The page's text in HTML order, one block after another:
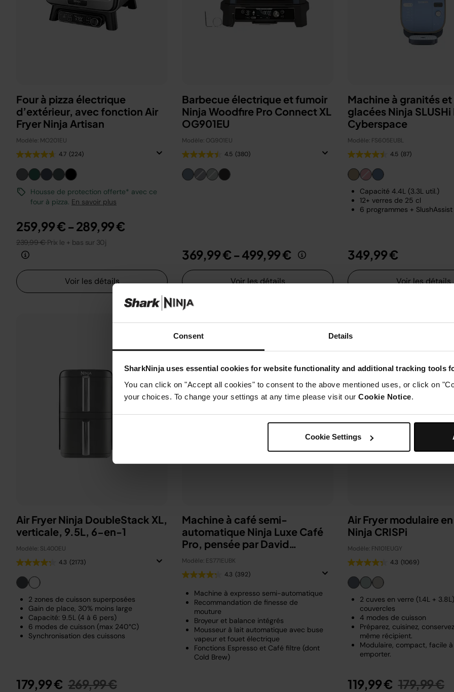
Consent Details
SharkNinja uses essential cookies for website functionality and additional tracking tools
You can click on "Accept all cookies" to consent to the above mentioned uses, or click on
your choices. To change your settings at any time please visit our Cookie Notice.
Cookie Settings
Four à pizza électrique
d’extérieur, avec fonction Air
Fryer Ninja Artisan
Modèle: MO201EU
4.7 (224)
Housse de protection offerte* avec ce
four à pizza. En savoir plus
259,99 € - 289,99 €
239,99 €Prix le + bas sur 30j
Voir les détails
Barbecue électrique et fumoir
Ninja Woodfire Pro Connect XL
OG901EU
Modèle: OG901EU
4.5 (380)
369,99 € - 499,99 €
Voir les détails
Machine à granités
glacées Ninja SLUSHi
Cyberspace
Modèle: FS605EUBL
4.5 (87)
Capacité 4.4L (3.3L util.)
12+ verres de 25 cl
6 programmes + SlushAssist
349,99 €
Voir les détails
Air Fryer Ninja DoubleStack XL,
verticale, 9.5L, 6-en-1
Modèle: SL400EU
4.3 (2173)
2 zones de cuisson superposées
Gain de place, 30% moins large
Capacité: 9.5L (4 à 6 pers)
6 modes de cuisson (max 240°C)
Synchronisation des cuissons
179,99 € Prix réduit de
269,99 €au
Machine à café semi-
automatique Ninja Luxe Café
Pro, pensée par David
Beckham
Modèle: ES771EUBK
4.3 (392)
Machine à expresso semi-automatique
Recommandation de finesse de
mouture
Broyeur et balance intégrés
Mousseur à lait automatique avec buse
vapeur et fouet électrique
Fonctions Espresso et Café filtre (dont
Cold Brew)
Air Fryer modulaire
Ninja CRISPi
Modèle: FN101EUGY
4.3 (1069)
2 cuves en verre (1.4L +
couvercles
4 modes de cuisson
Préparez, cuisinez,
même récipient.
Modulaire, compact, facile
emporter.
119,99 € Prix réduit
179,99 €au